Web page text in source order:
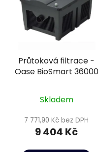
Průtoková filtrace -
Oase BioSmart 36000
Skladem
7 771,90 Kč bez DPH
9 404 Kč